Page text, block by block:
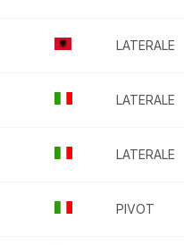
LATERALE
LATERALE
LATERALE
PIVOT